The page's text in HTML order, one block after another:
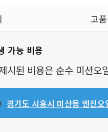
고
가능 비용
시된 비용은 순수 미션오
경기도 시흥시 미산동 엔진